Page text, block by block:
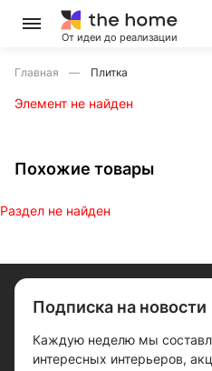
От идеи до реализации
Главная Плитка
Элемент не найден
Похожие товары
Раздел не найден
Подписка на новости
Каждую неделю мы
интересных интерьеров,